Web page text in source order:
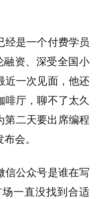
经是一个付费学员
资、深受全国小
近一次见面，他还
啡厅，聊不了太久
第二天要出席编程
会。
信公众号是谁在写
一直没找到合适